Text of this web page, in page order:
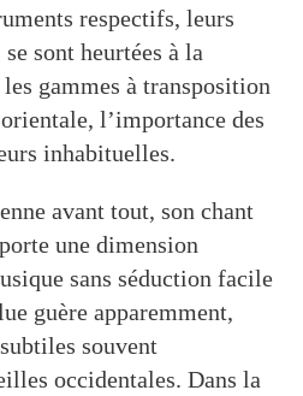
respectifs, leurs
sont heurtées à la
les gammes à transposition
l’importance des
inhabituelles.
avant tout, son chant
une dimension
sans séduction facile
guère apparemment,
souvent
occidentales. Dans la